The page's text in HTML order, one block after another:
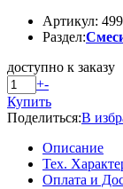
Артикул:
Раздел:
доступно к заказу
+-
Купить
Поделиться:В
Описание
Тех.
Оплата и